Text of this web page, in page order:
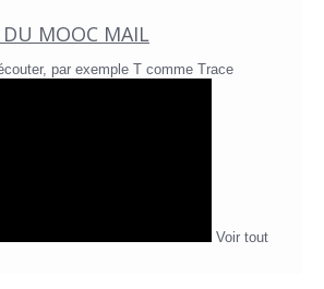
DU MOOC MAIL
par exemple T comme Trace
Voir tout